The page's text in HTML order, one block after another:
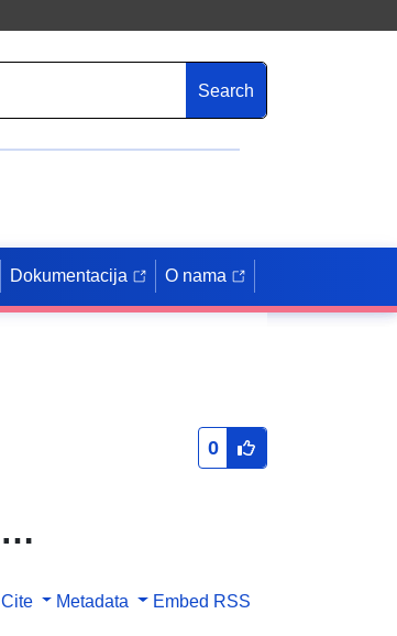
Search
Dokumentacija O nama
0
Cite Metadata Embed RSS